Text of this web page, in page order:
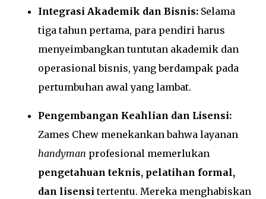
Integrasi Akademik dan Bisnis: Selama
tiga tahun pertama, para pendiri harus
menyeimbangkan tuntutan akademik dan
operasional bisnis, yang berdampak pada
pertumbuhan awal yang lambat.
Pengembangan Keahlian dan Lisensi:
Zames Chew menekankan bahwa layanan
handyman profesional memerlukan
pengetahuan teknis, pelatihan formal,
dan lisensi tertentu. Mereka menghabiskan